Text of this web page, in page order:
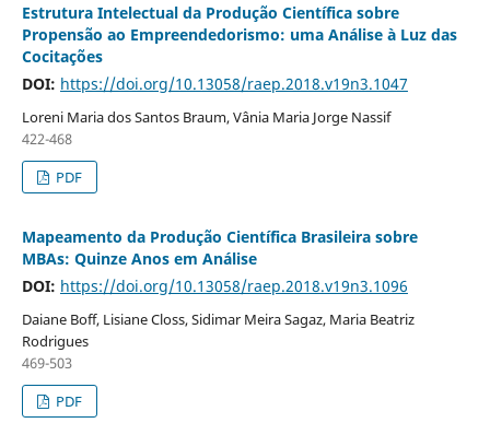
Estrutura Intelectual da Produção Científica sobre
Propensão ao Empreendedorismo: uma Análise à Luz das
Cocitações
DOI: https://doi.org/10.13058/raep.2018.v19n3.1047
Loreni Maria dos Santos Braum, Vânia Maria Jorge Nassif
422-468
PDF
Mapeamento da Produção Científica Brasileira sobre
MBAs: Quinze Anos em Análise
DOI: https://doi.org/10.13058/raep.2018.v19n3.1096
Daiane Boff, Lisiane Closs, Sidimar Meira Sagaz, Maria Beatriz
Rodrigues
469-503
PDF